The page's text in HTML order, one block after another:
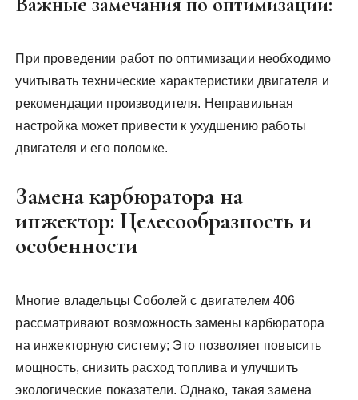
При проведении работ по оптимизации необходимо
учитывать технические характеристики двигателя и
рекомендации производителя. Неправильная
настройка может привести к ухудшению работы
двигателя и его поломке.
Замена карбюратора на
инжектор: Целесообразность и
особенности
Многие владельцы Соболей с двигателем 406
рассматривают возможность замены карбюратора
на инжекторную систему; Это позволяет повысить
мощность, снизить расход топлива и улучшить
экологические показатели. Однако, такая замена